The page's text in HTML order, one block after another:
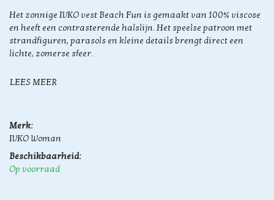
Het zonnige IVKO vest Beach Fun is gemaakt van 100% viscose
en heeft een contrasterende halslijn. Het speelse patroon met
strandfiguren, parasols en kleine details brengt direct een
lichte, zomerse sfeer.
LEES MEER
Merk:
IVKO Woman
Beschikbaarheid:
Op voorraad